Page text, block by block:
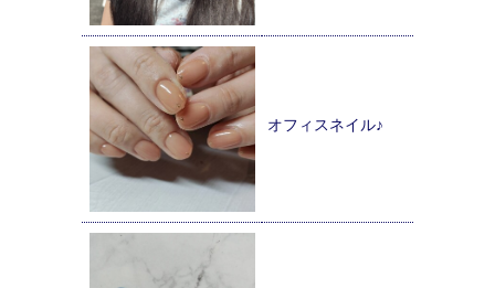
オフィスネイル♪